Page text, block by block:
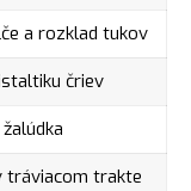
a rozklad tukov
čriev
tráviacom trakte